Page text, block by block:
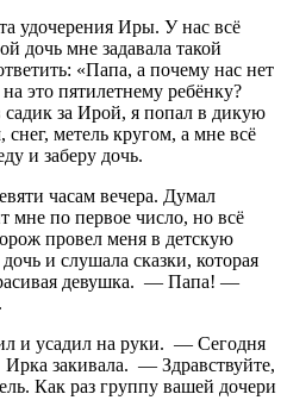
удочерения Иры. У нас всё
дочь мне задавала такой
«Папа, а почему нас нет
это пятилетнему ребёнку?
за Ирой, я попал в дикую
метель кругом, а мне всё
и заберу дочь.
часам вечера. Думал
мне по первое число, но всё
провел меня в детскую
и слушала сказки, которая
девушка. — Папа! —
и усадил на руки. — Сегодня
закивала. — Здравствуйте,
Как раз группу вашей дочери